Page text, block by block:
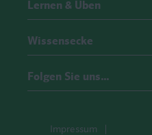
Lernen & Üben
Wissensecke
Folgen Sie uns…
Impressum